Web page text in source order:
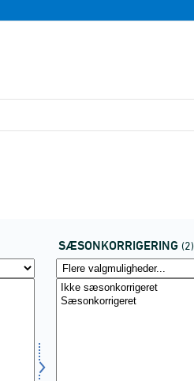
SÆSONKORRIGERING (2)